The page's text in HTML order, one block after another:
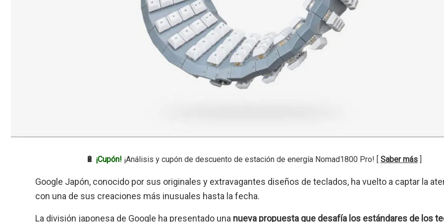
🔋 ¡Cupón! ¡Análisis y cupón de descuento de estación de energía Nomad1800 Pro! [ Saber más ]
Google Japón, conocido por sus originales y extravagantes diseños de teclados, ha vuelto a captar la
con una de sus creaciones más inusuales hasta la fecha.
La división japonesa de Google ha presentado una nueva propuesta que desafía los estándares de los